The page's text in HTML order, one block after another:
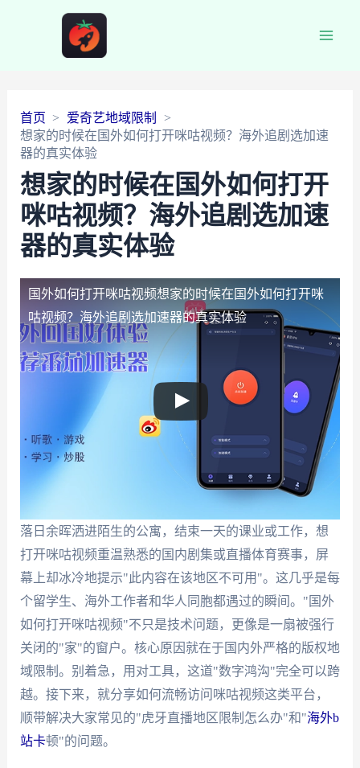
首页
爱奇艺地域限制
想家的时候在国外如何打开咪咕视频？海外追剧选加速
器的真实体验
想家的时候在国外如何打开
咪咕视频？海外追剧选加速
器的真实体验
国外如何打开咪咕视频想家的时候在国外如何打开咪
咕视频？海外追剧选加速器的真实体验
落日余晖洒进陌生的公寓，结束一天的课业或工作，想
打开咪咕视频重温熟悉的国内剧集或直播体育赛事，屏
幕上却冰冷地提示"此内容在该地区不可用"。这几乎是每
个留学生、海外工作者和华人同胞都遇过的瞬间。"国外
如何打开咪咕视频"不只是技术问题，更像是一扇被强行
关闭的"家"的窗户。核心原因就在于国内外严格的版权地
域限制。别着急，用对工具，这道"数字鸿沟"完全可以跨
越。接下来，就分享如何流畅访问咪咕视频这类平台，
顺带解决大家常见的"虎牙直播地区限制怎么办"和"海外b
站卡顿"的问题。